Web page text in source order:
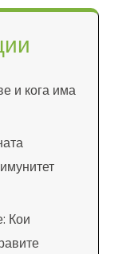
и кога има
Кои